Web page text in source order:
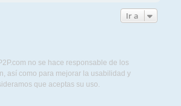
Ir a
no se hace responsable de los
así como para mejorar la usabilidad y
que aceptas su uso.